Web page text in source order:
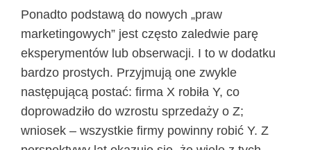
Ponadto podstawą do nowych „praw
marketingowych” jest często zaledwie parę
eksperymentów lub obserwacji. I to w dodatku
bardzo prostych. Przyjmują one zwykle
następującą postać: firma X robiła Y, co
doprowadziło do wzrostu sprzedaży o Z;
wniosek – wszystkie firmy powinny robić Y. Z